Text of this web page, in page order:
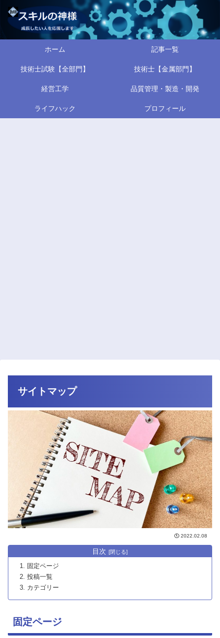
ホーム 記事一覧
技術士試験【全部門】 技術士【金属部門】
経営工学 品質管理・製造・開発
ライフハック プロフィール
サイトマップ
2022.02.08
目次
固定ページ
投稿一覧
カテゴリー
固定ページ